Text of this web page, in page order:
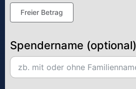
Freier Betrag
Spendername (optional)